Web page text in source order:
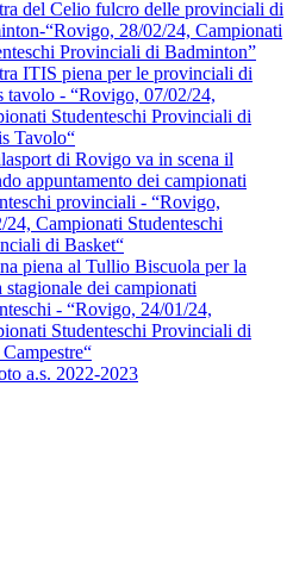
del Celio fulcro delle provinciali di
“Rovigo, 28/02/24, Campionati
Provinciali di Badminton”
ITIS piena per le provinciali di
tavolo - “Rovigo, 07/02/24,
Studenteschi Provinciali di
Tavolo“
di Rovigo va in scena il
appuntamento dei campionati
provinciali - “Rovigo,
24, Campionati Studenteschi
di Basket“
piena al Tullio Biscuola per la
stagionale dei campionati
- “Rovigo, 24/01/24,
Studenteschi Provinciali di
a.s. 2022-2023